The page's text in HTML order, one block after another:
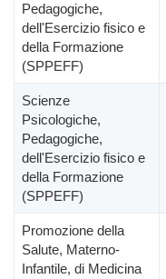
Pedagogiche,
dell'Esercizio fisico e
della Formazione
(SPPEFF)
Scienze
Psicologiche,
Pedagogiche,
dell'Esercizio fisico e
della Formazione
(SPPEFF)
Promozione della
Salute, Materno-
Infantile, di Medicina